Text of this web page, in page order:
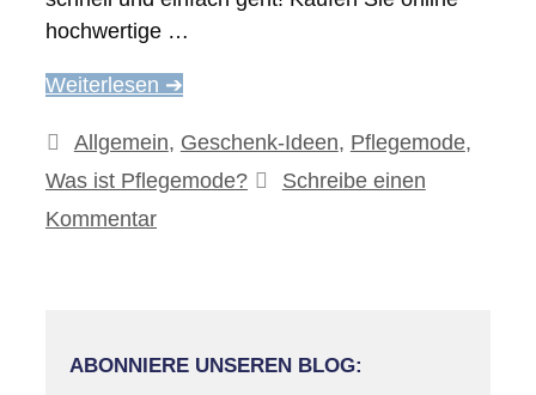
hochwertige …
Weiterlesen ➔
Kategorien
Allgemein, Geschenk-Ideen, Pflegemode,
Was ist Pflegemode?
Schreibe einen
Kommentar
ABONNIERE UNSEREN BLOG: